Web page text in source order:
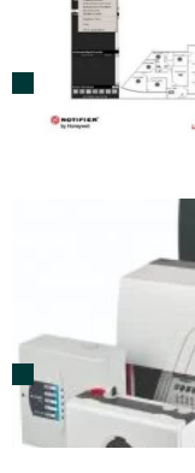
Sistemas
VESDA –